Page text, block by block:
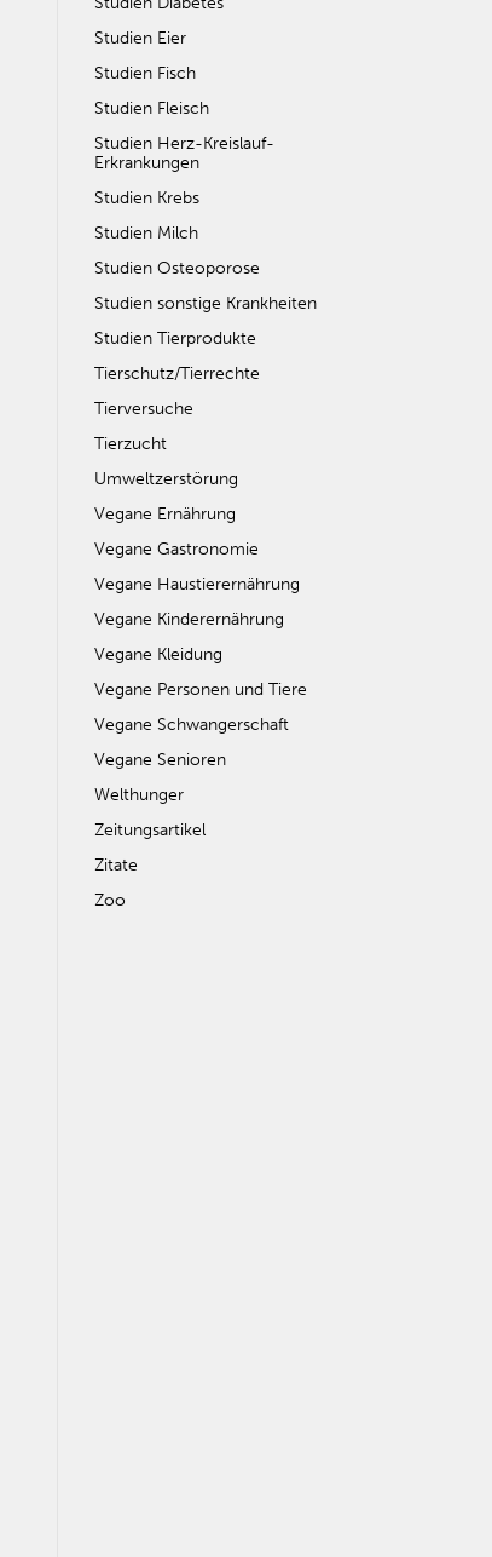
Studien Eier
Studien Fisch
Studien Fleisch
Studien Herz-Kreislauf-
Erkrankungen
Studien Krebs
Studien Milch
Studien Osteoporose
Studien sonstige Krankheiten
Studien Tierprodukte
Tierschutz/Tierrechte
Tierversuche
Tierzucht
Umweltzerstörung
Vegane Ernährung
Vegane Gastronomie
Vegane Haustierernährung
Vegane Kinderernährung
Vegane Kleidung
Vegane Personen und Tiere
Vegane Schwangerschaft
Vegane Senioren
Welthunger
Zeitungsartikel
Zitate
Zoo